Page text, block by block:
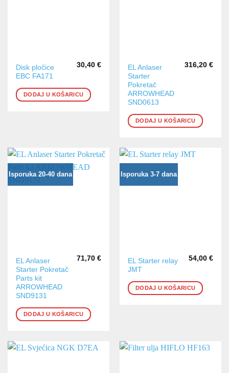
Disk pločice
EBC FA171
30,40 €
DODAJ U KOŠARICU
EL Anlaser
Starter
Pokretač
ARROWHEAD
SND0613
316,20 €
DODAJ U KOŠARICU
Isporuka 20-40 dana
EL Anlaser
Starter Pokretač
Parts kit
ARROWHEAD
SND9131
71,70 €
DODAJ U KOŠARICU
Isporuka 3-7 dana
EL Starter relay
JMT
54,00 €
DODAJ U KOŠARICU